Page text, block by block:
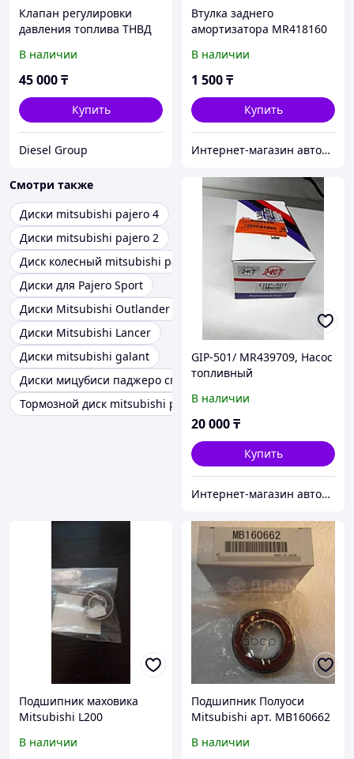
Клапан регулировки
давления топлива ТНВД
Дубликат
В наличии
45 000₸
Купить
Diesel Group
Втулка заднего
амортизатора MR418160
В наличии
1 500₸
Купить
Интернет-магазин автозапчастей Parts-shop.kz
Смотри также
Диски mitsubishi pajero 4
Диски mitsubishi pajero 2
Диск колесный mitsubishi pajero sport
Диски для Pajero Sport
Диски Mitsubishi Outlander
Диски Mitsubishi Lancer
Диски mitsubishi galant
Диски мицубиси паджеро спорт
Тормозной диск mitsubishi pajero sport van
GIP-501/ MR439709, Насос
топливный
MITSUBISHI
PAJERO/MONTERO SPORT
JAPAN П
В наличии
20 000₸
Купить
Интернет-магазин автозапчастей Parts-shop.kz
Подшипник маховика
Mitsubishi L200
В наличии
Подшипник Полуоси
Mitsubishi арт. MB160662
В наличии